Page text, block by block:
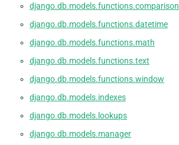
django.db.models.functions.comparison
django.db.models.functions.datetime
django.db.models.functions.math
django.db.models.functions.text
django.db.models.functions.window
django.db.models.indexes
django.db.models.lookups
django.db.models.manager